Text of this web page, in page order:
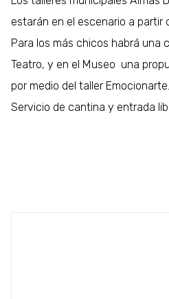
estarán en el escenario a partir
Para los más chicos habrá una
Teatro, y en el Museo una
por medio del taller Emocionarte.
Servicio de cantina y entrada